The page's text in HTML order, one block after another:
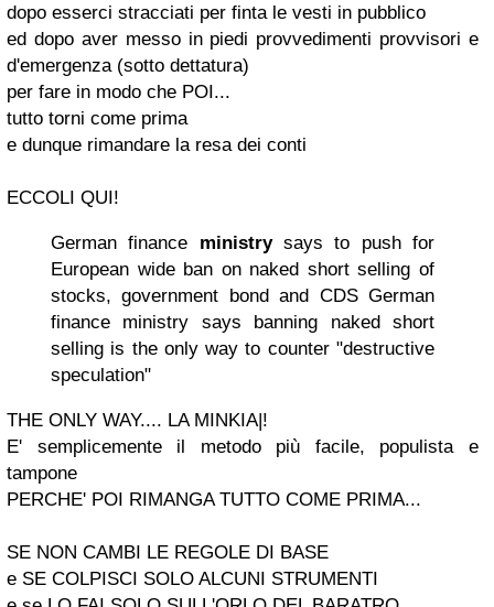
dopo esserci stracciati per finta le vesti in pubblico
ed dopo aver messo in piedi provvedimenti provvisori e
d'emergenza (sotto dettatura)
per fare in modo che POI...
tutto torni come prima
e dunque rimandare la resa dei conti
ECCOLI QUI!
German finance ministrysays to push for
European wide ban on naked short selling of
stocks, government bond and CDS German
finance ministry says banning naked short
selling is the only way to counter "destructive
speculation"
THE ONLY WAY.... LA MINKIA|!
E' semplicemente il metodo più facile, populista e
tampone
PERCHE' POI RIMANGA TUTTO COME PRIMA...
SE NON CAMBI LE REGOLE DI BASE
e SE COLPISCI SOLO ALCUNI STRUMENTI